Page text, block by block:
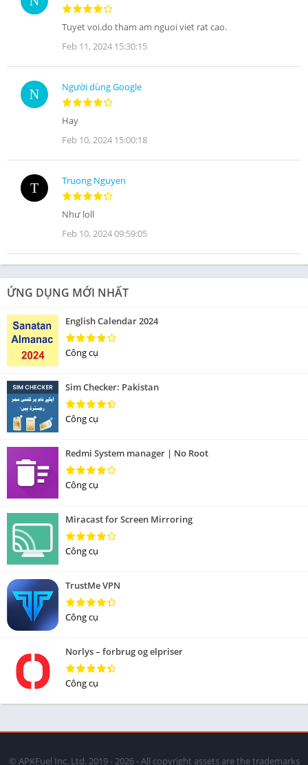
Tuyet voi.do tham am nguoi viet rat cao.
Feb 11, 2024 15:30:15
Người dùng Google
Hay
Feb 10, 2024 15:00:18
Truong Nguyen
Như loll
Feb 10, 2024 09:59:05
ỨNG DỤNG MỚI NHẤT
English Calendar 2024
Công cụ
Sim Checker: Pakistan
Công cụ
Redmi System manager | No Root
Công cụ
Miracast for Screen Mirroring
Công cụ
TrustMe VPN
Công cụ
Norlys – forbrug og elpriser
Công cụ
© APKFuel Inc. Ltd. 2019 - 2026 - All copyright assets are the trademarks